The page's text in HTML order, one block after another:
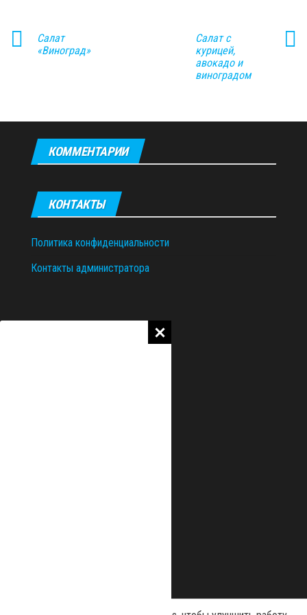
Салат
«Виноград»
Салат с
курицей,
авокадо и
виноградом
КОММЕНТАРИИ
КОНТАКТЫ
Политика конфиденциальности
Контакты администратора